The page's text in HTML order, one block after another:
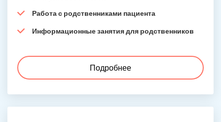
Работа с родственниками пациента
Информационные занятия для родственников
Подробнее